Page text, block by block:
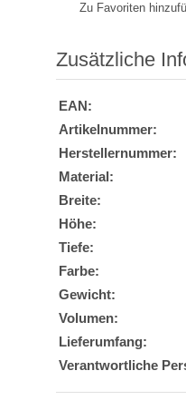
Zu Favoriten
Zusätzliche
EAN:
Artikelnummer:
Herstellernummer:
Material:
Breite:
Höhe:
Tiefe:
Farbe:
Gewicht:
Volumen:
Lieferumfang:
Verantwortliche